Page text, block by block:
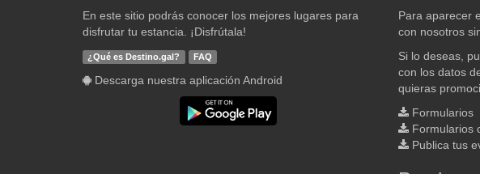
En este sitio podrás conocer los mejores lugares para
disfrutar tu estancia. ¡Disfrútala!
¿Qué es Destino.gal? FAQ
Descarga nuestra aplicación Android
Para aparecer
con nosotros
Si lo deseas,
con los datos
quieras
Formularios
Formularios
Publica tus